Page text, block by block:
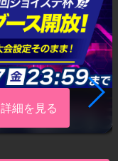
詳細を見る